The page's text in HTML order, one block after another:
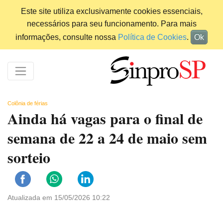
Este site utiliza exclusivamente cookies essenciais,
necessários para seu funcionamento. Para mais
informações, consulte nossa Política de Cookies. Ok
Colônia de férias
Ainda há vagas para o final de
semana de 22 a 24 de maio sem
sorteio
Atualizada em 15/05/2026 10:22